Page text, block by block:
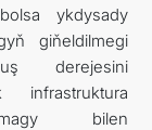
ykdysady
giňeldilmegi
derejesini
infrastruktura
bilen